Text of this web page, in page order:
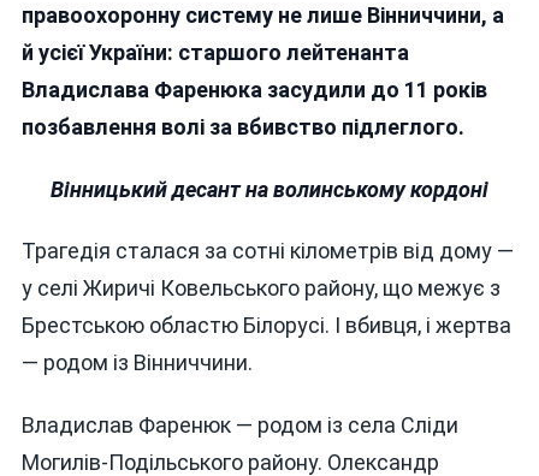
правоохоронну систему не лише Вінниччини, а
й усієї України: старшого лейтенанта
Владислава Фаренюка засудили до 11 років
позбавлення волі за вбивство підлеглого.
Вінницький десант на волинському кордоні
Трагедія сталася за сотні кілометрів від дому —
у селі Жиричі Ковельського району, що межує з
Брестською областю Білорусі. І вбивця, і жертва
— родом із Вінниччини.
Владислав Фаренюк — родом із села Сліди
Могилів-Подільського району. Олександр